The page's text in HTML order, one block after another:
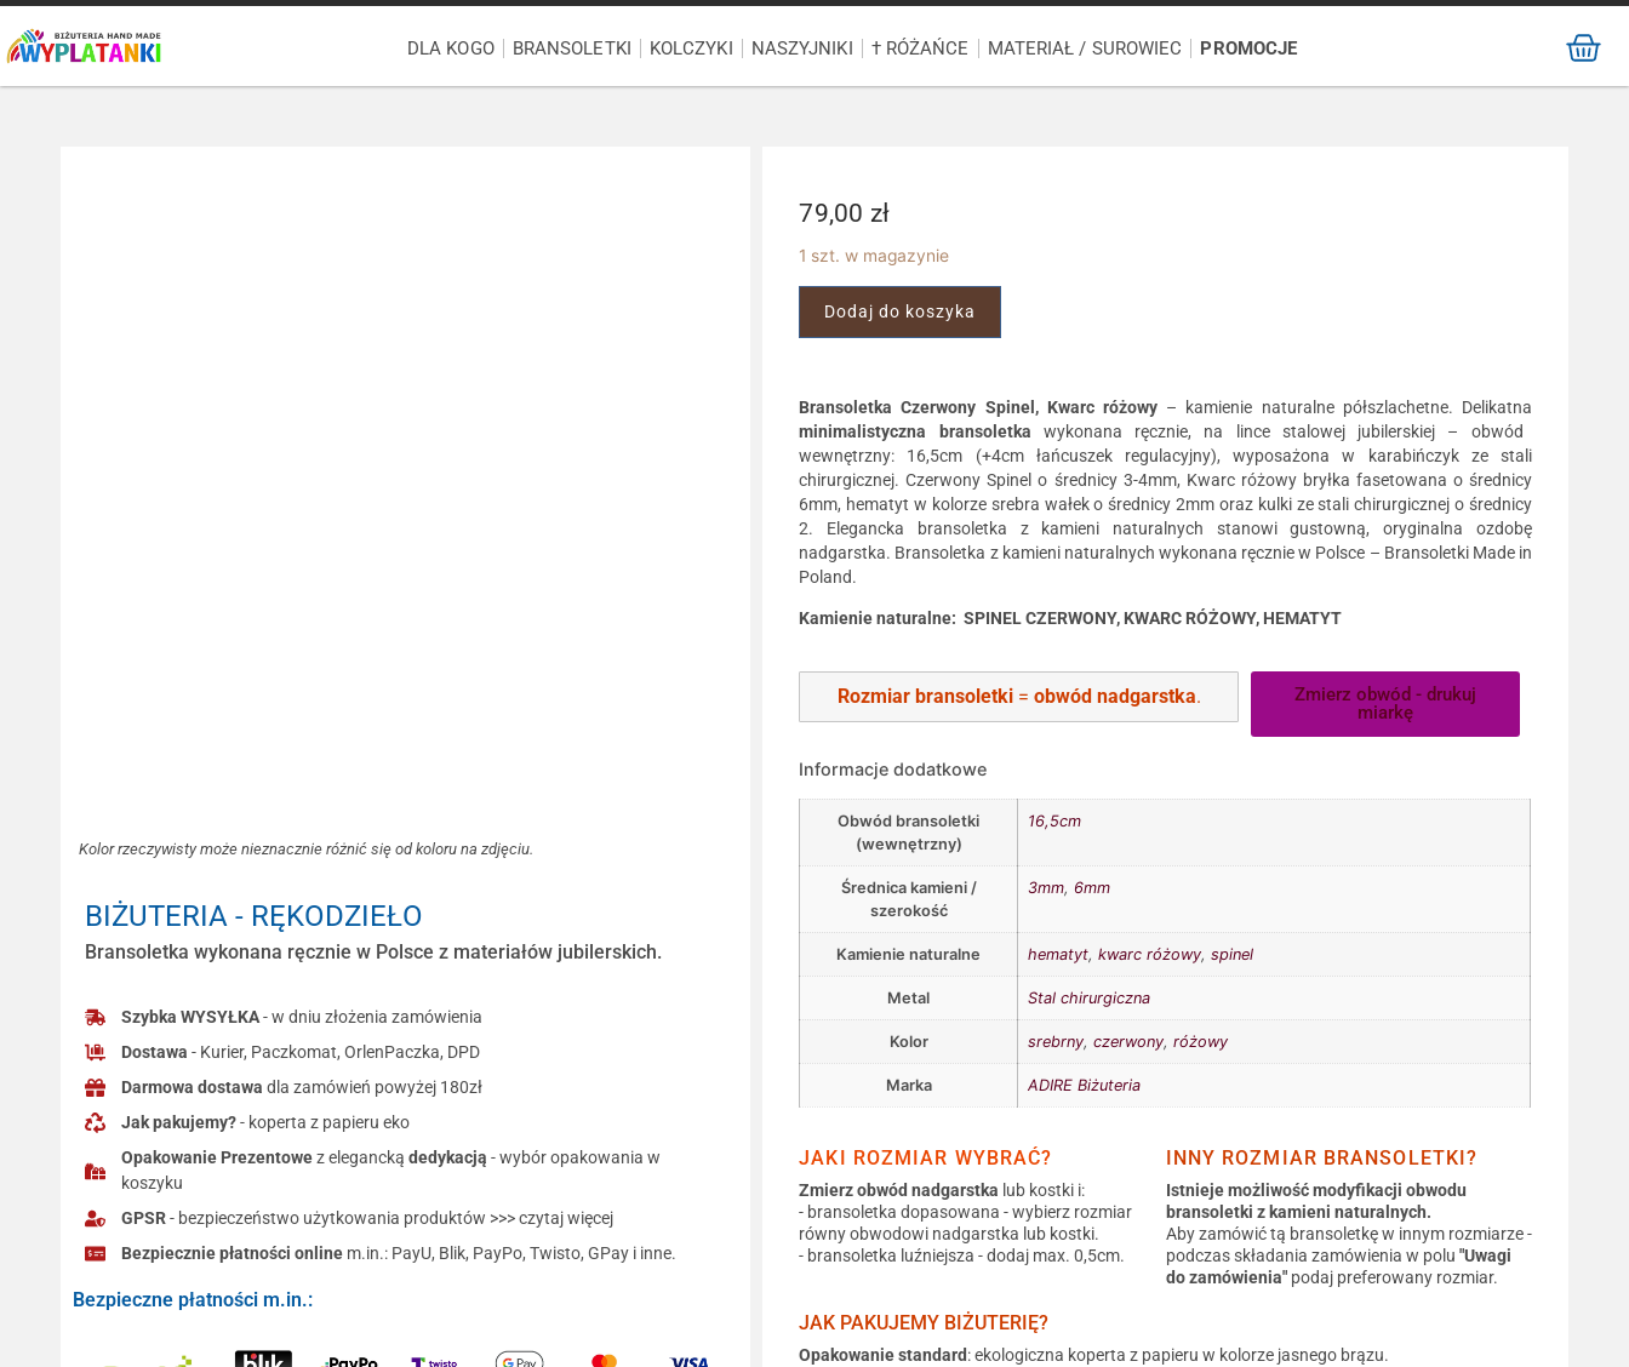
DLA KOGO BRANSOLETKI KOLCZYKI NASZYJNIKI † RÓŻAŃCE MATERIAŁ / SUROWIEC PROMOCJE
Kolor rzeczywisty może nieznacznie różnić się od koloru na zdjęciu.
BIŻUTERIA - RĘKODZIEŁO
Bransoletka wykonana ręcznie w Polsce z materiałów jubilerskich.
Szybka WYSYŁKA- w dniu złożenia zamówienia
Dostawa - Kurier, Paczkomat, OrlenPaczka, DPD
Darmowa dostawa dla zamówień powyżej 180zł
Jak pakujemy?- koperta z papieru eko
Opakowanie Prezentowez eleganckądedykacją - wybór opakowania w
koszyku
GPSR- bezpieczeństwo użytkowania produktów >>> czytaj więcej
Bezpiecznie płatności online m.in.: PayU, Blik, PayPo, Twisto, GPay i inne.
Bezpieczne płatności m.in.:
79,00 zł
1 szt. w magazynie
Dodaj do koszyka
BransoletkaCzerwony Spinel, Kwarc różowy – kamienie naturalne półszlachetne. Delikatna
minimalistyczna bransoletka wykonana ręcznie, na lince stalowej jubilerskiej – obwód
wewnętrzny: 16,5cm (+4cm łańcuszek regulacyjny), wyposażona w karabińczyk ze stali
chirurgicznej. Czerwony Spinel o średnicy 3-4mm, Kwarc różowy bryłka fasetowana o średnicy
6mm, hematyt w kolorze srebra wałek o średnicy 2mm oraz kulki ze stali chirurgicznej o średnicy
2. Elegancka bransoletka z kamieni naturalnych stanowi gustowną, oryginalna ozdobę
nadgarstka. Bransoletka z kamieni naturalnych wykonana ręcznie w Polsce – Bransoletki Made in
Poland.
Kamienie naturalne: SPINEL CZERWONY, KWARC RÓŻOWY, HEMATYT
Rozmiar bransoletki= obwód nadgarstka.
Zmierz obwód - drukuj
miarkę
Informacje dodatkowe
Obwód bransoletki
(wewnętrzny)
16,5cm
Średnica kamieni /
szerokość
3mm,6mm
Kamienie naturalne hematyt,kwarc różowy,spinel
Metal Stal chirurgiczna
Kolor srebrny,czerwony,różowy
Marka ADIRE Biżuteria
JAKI ROZMIAR WYBRAĆ?
Zmierz obwód nadgarstka lub kostki i:
- bransoletka dopasowana - wybierz rozmiar
równy obwodowi nadgarstka lub kostki.
- bransoletka luźniejsza - dodaj max. 0,5cm.
INNY ROZMIAR BRANSOLETKI?
Istnieje możliwość modyfikacji obwodu
bransoletki z kamieni naturalnych.
Aby zamówić tą bransoletkę w innym rozmiarze -
podczas składania zamówienia w polu "Uwagi
do zamówienia"podaj preferowany rozmiar.
JAK PAKUJEMY BIŻUTERIĘ?
Opakowanie standard: ekologiczna koperta z papieru w kolorze jasnego brązu.